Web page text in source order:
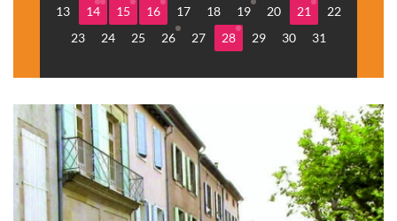
13
14 15 16 17 18 19 20 21
22
23
24 25 26 27 28 29 30 31